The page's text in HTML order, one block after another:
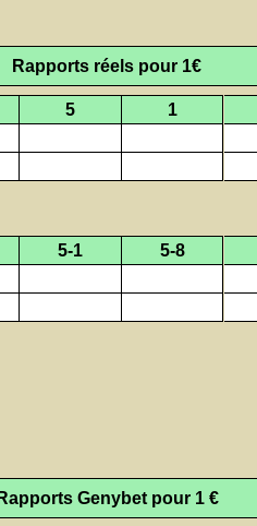
Rapports réels pour 1€
5 1
5-1 5-8
Genybet pour 1 €